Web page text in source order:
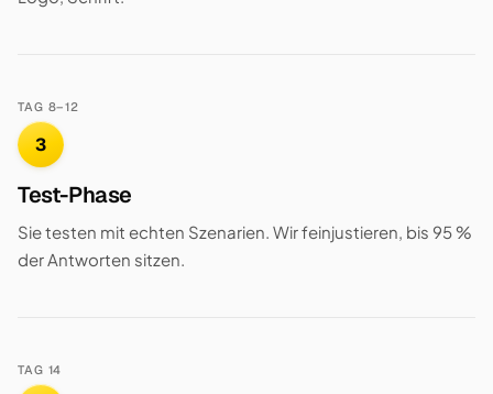
TAG 8–12
3
Test-Phase
Sie testen mit echten Szenarien. Wir feinjustieren, bis 95 %
der Antworten sitzen.
TAG 14